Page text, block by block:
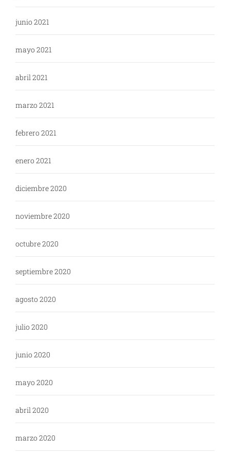
junio 2021
mayo 2021
abril 2021
marzo 2021
febrero 2021
enero 2021
diciembre 2020
noviembre 2020
octubre 2020
septiembre 2020
agosto 2020
julio 2020
junio 2020
mayo 2020
abril 2020
marzo 2020